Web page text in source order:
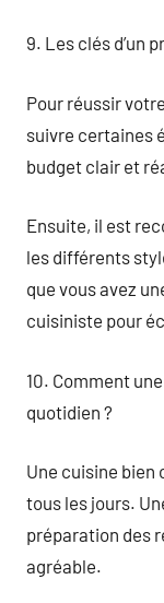
9. Les clés d’un
Pour réussir
suivre certaines
budget clair et
Ensuite, il est
les différents
que vous avez
cuisiniste pour
10. Comment
quotidien ?
Une cuisine bien
tous les jours.
préparation des
agréable.